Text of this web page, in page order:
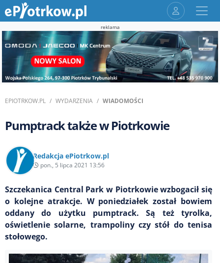
reklama
EPIOTRKOW.PL WYDARZENIA WIADOMOŚCI
Pumptrack także w Piotrkowie
Redakcja ePiotrkow.pl
pon., 5 lipca 2021 13:56
Szczekanica Central Park w Piotrkowie wzbogacił się
o kolejne atrakcje. W poniedziałek został bowiem
oddany do użytku pumptrack. Są też tyrolka,
oświetlenie solarne, trampoliny czy stół do tenisa
stołowego.